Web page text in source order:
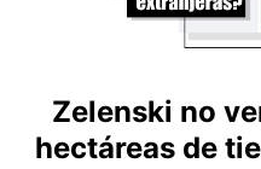
Zelenski no
hectáreas de